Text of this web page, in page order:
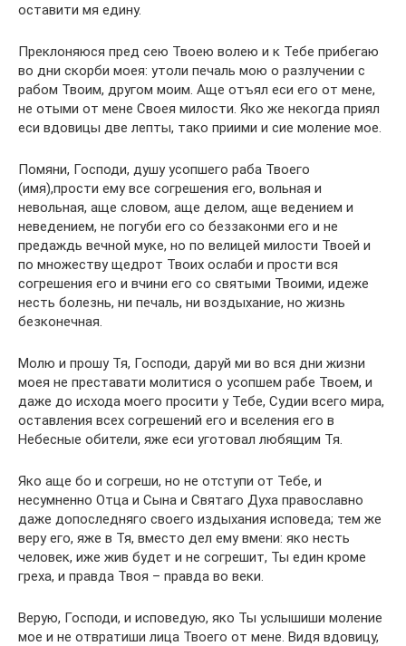
оставити мя едину.
Преклоняюся пред сею Твоею волею и к Тебе прибегаю
во дни скорби моея: утоли печаль мою о разлучении с
рабом Твоим, другом моим. Аще отъял еси его от мене,
не отыми от мене Своея милости. Яко же некогда приял
еси вдовицы две лепты, тако приими и сие моление мое.
Помяни, Господи, душу усопшего раба Твоего
(имя),прости ему все согрешения его, вольная и
невольная, аще словом, аще делом, аще ведением и
неведением, не погуби его со беззаконми его и не
предаждь вечной муке, но по велицей милости Твоей и
по множеству щедрот Твоих ослаби и прости вся
согрешения его и вчини его со святыми Твоими, идеже
несть болезнь, ни печаль, ни воздыхание, но жизнь
безконечная.
Молю и прошу Тя, Господи, даруй ми во вся дни жизни
моея не преставати молитися о усопшем рабе Твоем, и
даже до исхода моего просити у Тебе, Судии всего мира,
оставления всех согрешений его и вселения его в
Небесные обители, яже еси уготовал любящим Тя.
Яко аще бо и согреши, но не отступи от Тебе, и
несумненно Отца и Сына и Святаго Духа православно
даже допоследняго своего издыхания исповеда; тем же
веру его, яже в Тя, вместо дел ему вмени: яко несть
человек, иже жив будет и не согрешит, Ты един кроме
греха, и правда Твоя – правда во веки.
Верую, Господи, и исповедую, яко Ты услышиши моление
мое и не отвратиши лица Твоего от мене. Видя вдовицу,